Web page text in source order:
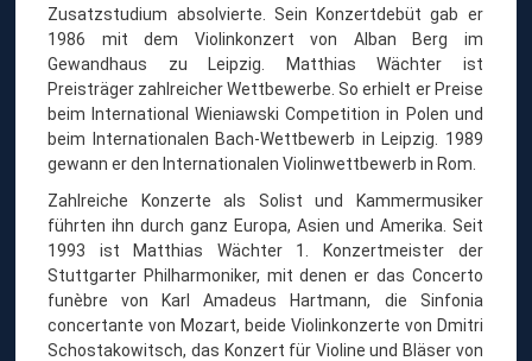
Zusatzstudium absolvierte. Sein Konzertdebüt gab er
1986 mit dem Violinkonzert von Alban Berg im
Gewandhaus zu Leipzig. Matthias Wächter ist
Preisträger zahlreicher Wettbewerbe. So erhielt er Preise
beim International Wieniawski Competition in Polen und
beim Internationalen Bach-Wettbewerb in Leipzig. 1989
gewann er den Internationalen Violinwettbewerb in Rom.
Zahlreiche Konzerte als Solist und Kammermusiker
führten ihn durch ganz Europa, Asien und Amerika. Seit
1993 ist Matthias Wächter 1. Konzertmeister der
Stuttgarter Philharmoniker, mit denen er das Concerto
funèbre von Karl Amadeus Hartmann, die Sinfonia
concertante von Mozart, beide Violinkonzerte von Dmitri
Schostakowitsch, das Konzert für Violine und Bläser von